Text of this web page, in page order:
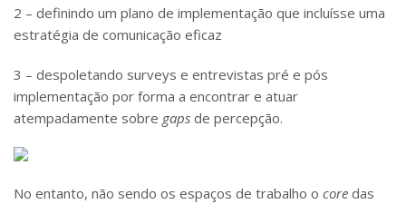
2 – definindo um plano de implementação que incluísse uma
estratégia de comunicação eficaz
3 – despoletando surveys e entrevistas pré e pós
implementação por forma a encontrar e atuar
atempadamente sobre gaps de percepção.
No entanto, não sendo os espaços de trabalho o core das